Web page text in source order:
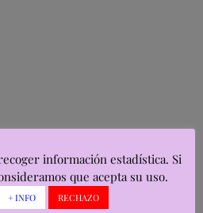
información estadística. Si
que acepta su uso.
+ INFO RECHAZO